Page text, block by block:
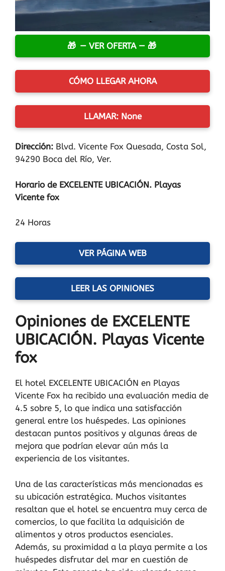
— VER OFERTA —
CÓMO LLEGAR AHORA
LLAMAR: None
Dirección: Blvd. Vicente Fox Quesada, Costa Sol,
94290 Boca del Río, Ver.
Horario de EXCELENTE UBICACIÓN. Playas
Vicente fox
24 Horas
VER PÁGINA WEB
LEER LAS OPINIONES
Opiniones de EXCELENTE
UBICACIÓN. Playas Vicente
fox
El hotel EXCELENTE UBICACIÓN en Playas
Vicente Fox ha recibido una evaluación media de
4.5 sobre 5, lo que indica una satisfacción
general entre los huéspedes. Las opiniones
destacan puntos positivos y algunas áreas de
mejora que podrían elevar aún más la
experiencia de los visitantes.
Una de las características más mencionadas es
su ubicación estratégica. Muchos visitantes
resaltan que el hotel se encuentra muy cerca de
comercios, lo que facilita la adquisición de
alimentos y otros productos esenciales.
Además, su proximidad a la playa permite a los
huéspedes disfrutar del mar en cuestión de